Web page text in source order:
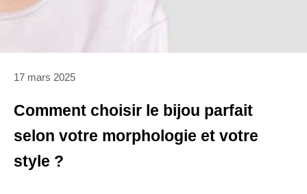
17 mars 2025
Comment choisir le bijou parfait
selon votre morphologie et votre
style ?